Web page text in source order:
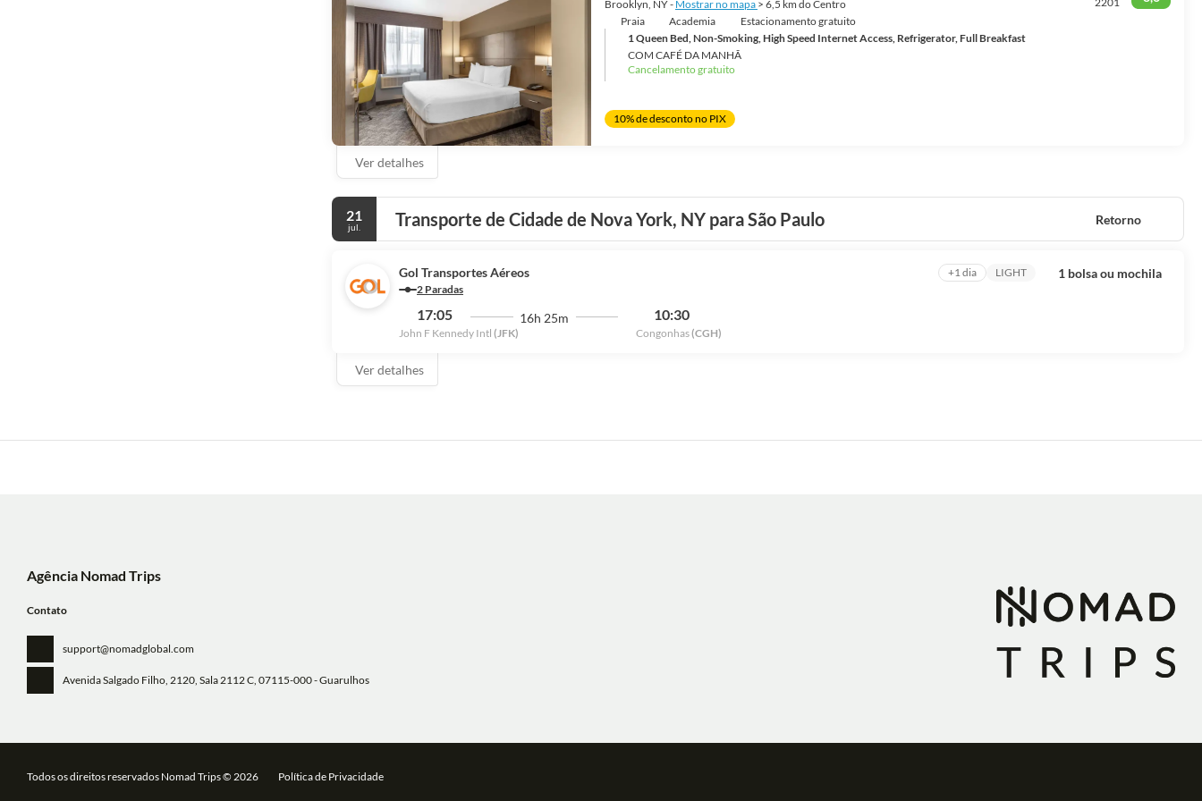
mordida na Big Apple. Nova York tem tudo para todos: arquitetura, arte, culinária, entretenimento, compras. Está tudo aqui.
Brooklyn, NY - Mostrar no mapa > 6,5 km do Centro
Praia
Academia
Estacionamento gratuito
1 Queen Bed, Non-Smoking, High Speed Internet Access, Refrigerator, Full Breakfast
COM CAFÉ DA MANHÃ
Cancelamento gratuito
10% de desconto no PIX
Ver detalhes
21
jul. Transporte de Cidade de Nova York, NY para São Paulo Retorno
Gol Transportes Aéreos
2 Paradas
17:05
John F Kennedy Intl (JFK)
16h 25m 10:30
Congonhas(CGH)
+1 dia LIGHT 1 bolsa ou mochila
Ver detalhes
Agência Nomad Trips
Contato
support@nomadglobal.com
Avenida Salgado Filho, 2120, Sala 2112 C, 07115-000 - Guarulhos
Todos os direitos reservados Nomad Trips © 2026 Política de Privacidade